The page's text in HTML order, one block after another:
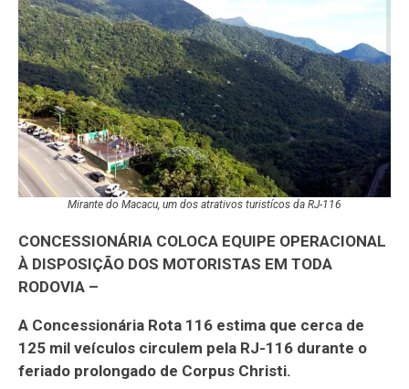
Mirante do Macacu, um dos atrativos turistícos da RJ-116
CONCESSIONÁRIA COLOCA EQUIPE OPERACIONAL
À DISPOSIÇÃO DOS MOTORISTAS EM TODA
RODOVIA –
A Concessionária Rota 116 estima que cerca de
125 mil veículos circulem pela RJ-116 durante o
feriado prolongado de Corpus Christi.